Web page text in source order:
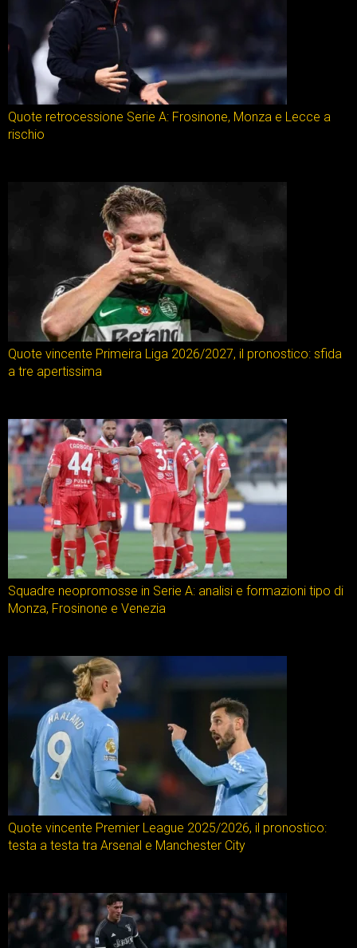
Quote retrocessione Serie A: Frosinone, Monza e Lecce a
rischio
Quote vincente Primeira Liga 2026/2027, il pronostico: sfida
a tre apertissima
Squadre neopromosse in Serie A: analisi e formazioni tipo di
Monza, Frosinone e Venezia
Quote vincente Premier League 2025/2026, il pronostico:
testa a testa tra Arsenal e Manchester City